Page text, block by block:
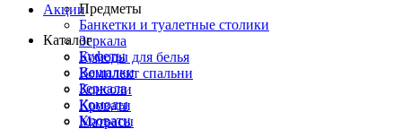
Акции
Каталог
Буфеты
Вешалки
Зеркала
Комоды
Кровати
Предметы
Банкетки и туалетные столики
Зеркала
Комоды для белья
Комплект спальни
Консоли
Кровати
Матрасы